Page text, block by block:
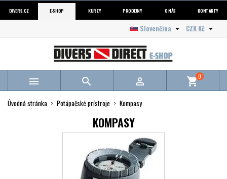
DIVERS.CZ E-SHOP KURZY PRODEJNY O NÁS KONTAKTY
CZK Kč 
Slovenčina 
   shopping_cart0
Úvodná stránka Potápačské prístroje Kompasy
KOMPASY